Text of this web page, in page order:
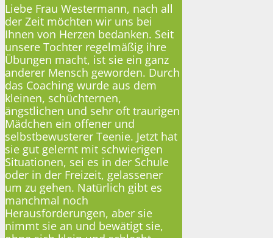
Liebe Frau Westermann, nach all
der Zeit möchten wir uns bei
Ihnen von Herzen bedanken. Seit
unsere Tochter regelmäßig ihre
Übungen macht, ist sie ein ganz
anderer Mensch geworden. Durch
das Coaching wurde aus dem
kleinen, schüchternen,
ängstlichen und sehr oft traurigen
Mädchen ein offener und
selbstbewusterer Teenie. Jetzt hat
sie gut gelernt mit schwierigen
Situationen, sei es in der Schule
oder in der Freizeit, gelassener
um zu gehen. Natürlich gibt es
manchmal noch
Herausforderungen, aber sie
nimmt sie an und bewätigt sie,